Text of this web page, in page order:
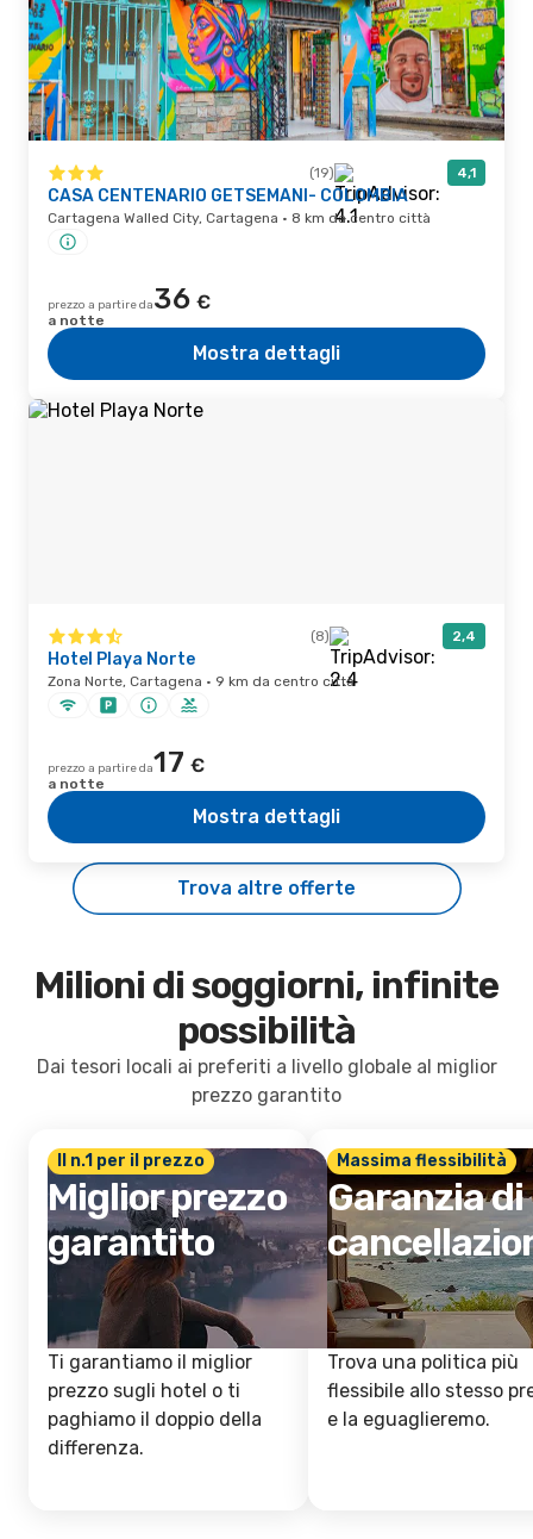
(19) 4,1
CASA CENTENARIO GETSEMANI- COLOMBIA
Cartagena Walled City, Cartagena · 8 km da centro città
prezzo a partire da36 €
a notte
Mostra dettagli
(8) 2,4
Hotel Playa Norte
Zona Norte, Cartagena · 9 km da centro città
prezzo a partire da17 €
a notte
Mostra dettagli
Trova altre offerte
Milioni di soggiorni, infinite
possibilità
Dai tesori locali ai preferiti a livello globale al miglior
prezzo garantito
Il n.1 per il prezzo
Miglior prezzo
garantito
Ti garantiamo il miglior
prezzo sugli hotel o ti
paghiamo il doppio della
differenza.
Massima flessibilità
Garanzia di
Trova una politica più
flessibile allo stesso
e la eguaglieremo.